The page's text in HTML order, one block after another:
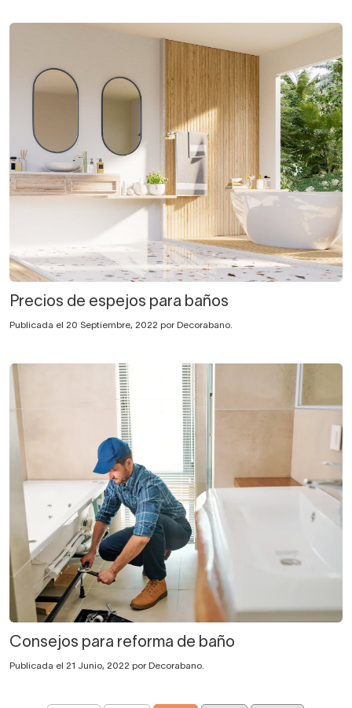
Precios de espejos para baños
Publicada el 20 Septiembre, 2022 por Decorabano.
Consejos para reforma de baño
Publicada el 21 Junio, 2022 por Decorabano.